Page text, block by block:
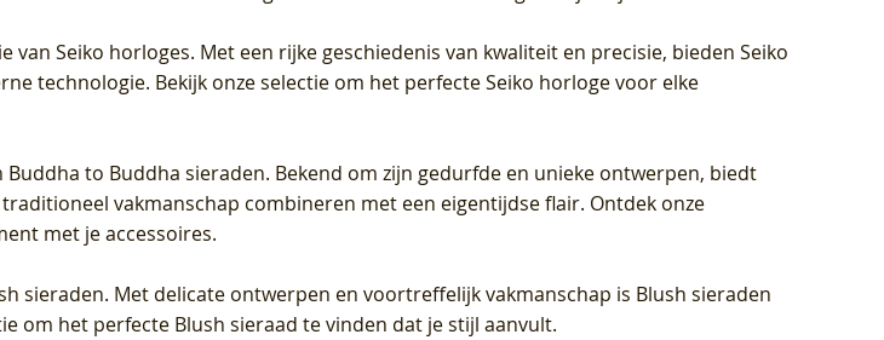
van Seiko horloges. Met een rijke geschiedenis van kwaliteit en precisie, bieden Seiko
technologie. Bekijk onze selectie om het perfecte Seiko horloge voor elke
Buddha to Buddha sieraden. Bekend om zijn gedurfde en unieke ontwerpen, biedt
vakmanschap combineren met een eigentijdse flair. Ontdek onze
met je accessoires.
sieraden. Met delicate ontwerpen en voortreffelijk vakmanschap is Blush sieraden
om het perfecte Blush sieraad te vinden dat je stijl aanvult.